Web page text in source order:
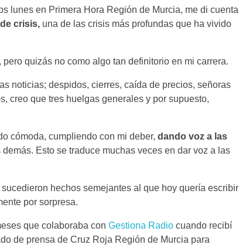
lunes en Primera Hora Región de Murcia, me di cuenta
crisis, una de las crisis más profundas que ha vivido
quizás no como algo tan definitorio en mi carrera.
noticias; despidos, cierres, caída de precios, señoras
creo que tres huelgas generales y por supuesto,
cómoda, cumpliendo con mi deber, dando voz a las
Esto se traduce muchas veces en dar voz a las
hechos semejantes al que hoy quería escribir
por sorpresa.
que colaboraba conGestiona Radio cuando recibí
de prensa de Cruz Roja Región de Murcia para